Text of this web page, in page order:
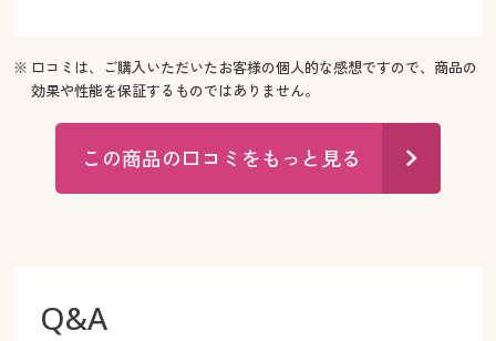
※ 口コミは、ご購入いただいたお客様の個人的な感想ですので、商品の
効果や性能を保証するものではありません。
この商品の口コミをもっと見る
Q&A